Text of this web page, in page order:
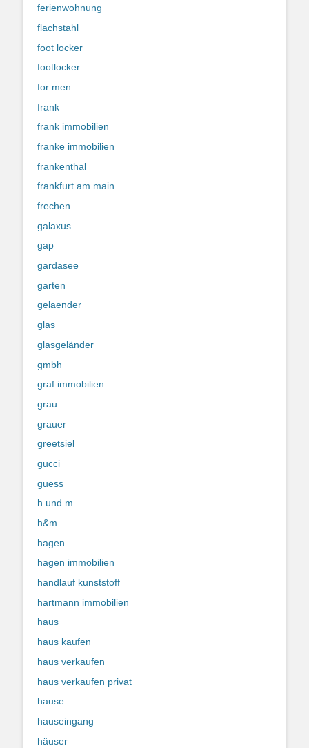
ferienwohnung
flachstahl
foot locker
footlocker
for men
frank
frank immobilien
franke immobilien
frankenthal
frankfurt am main
frechen
galaxus
gap
gardasee
garten
gelaender
glas
glasgeländer
gmbh
graf immobilien
grau
grauer
greetsiel
gucci
guess
h und m
h&m
hagen
hagen immobilien
handlauf kunststoff
hartmann immobilien
haus
haus kaufen
haus verkaufen
haus verkaufen privat
hause
hauseingang
häuser